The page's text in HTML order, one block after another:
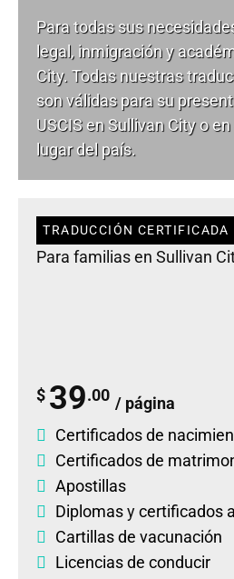
Para todas sus
legal, inmigración y
City. Todas nuestras
son válidas para su
USCIS en Sullivan City o
lugar del país.
TRADUCCIÓN CERTIFICADA
Para familias en Sullivan
$ 39.00 / página
Certificados de
Certificados de
Apostillas
Diplomasycertificados
Cartillas de vacunación
Licencias de conducir